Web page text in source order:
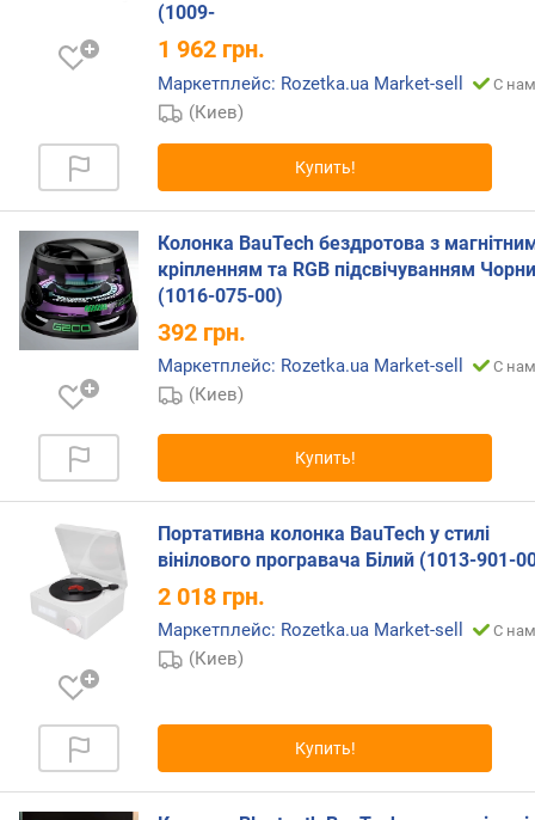
о
е
а
в
л
е
н
я
о
к
о
л
и
ч
е
т
в
у
р
(1009-
1 962 грн.
Маркетплейс: Rozetka.ua Market-sell С
(Киев)
Купить!
Колонка BauTech бездротова з
кріпленням та RGB підсвічуванням
(1016-075-00)
392 грн.
Маркетплейс: Rozetka.ua Market-sell С
(Киев)
Купить!
Портативна колонка BauTech у стилі
вінілового програвача Білий (1013-901-
2 018 грн.
Маркетплейс: Rozetka.ua Market-sell С
(Киев)
Купить!